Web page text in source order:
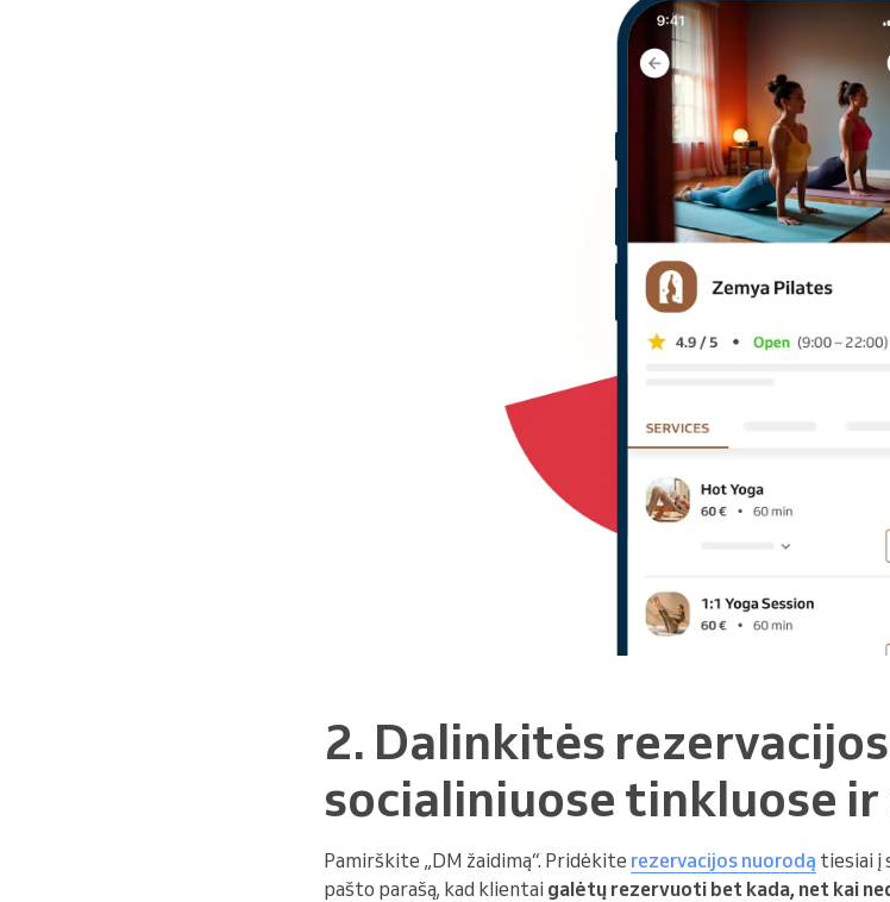
2. Dalinkitės
socialiniuose tinkluose ir
Pamirškite „DM žaidimą“. Pridėkite rezervacijos nuorodą tiesiai į
pašto parašą, kad klientai galėtų rezervuoti bet kada, net kai